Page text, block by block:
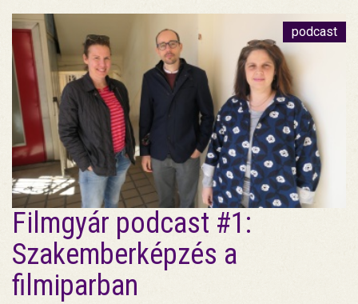
podcast
Filmgyár podcast #1:
Szakemberképzés a
filmiparban